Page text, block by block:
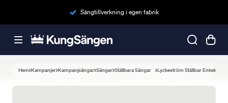
Sängtillverkning i egen fabrik
Hem Kampanjer Kampanjsängar Sängar Ställbara Sängar Lyckeström Ställbar Enkelsäng